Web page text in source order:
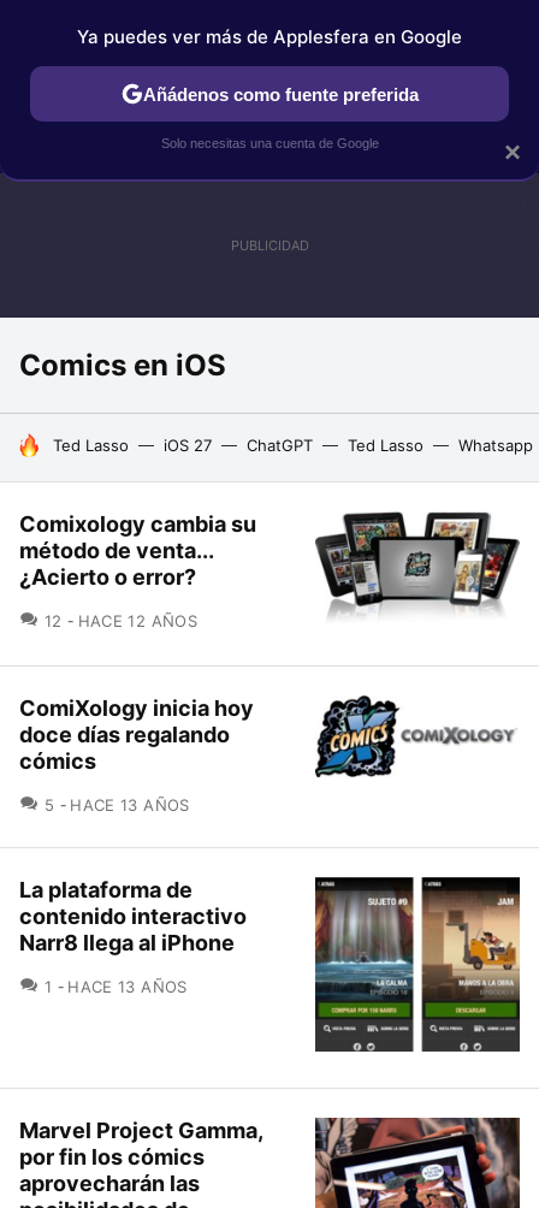
IPHONE TUTORIALES APPLESFERA SELECCIÓN
Comics en iOS
HOY SE HABLA DE
Ted Lasso iOS 27 ChatGPT Ted Lasso Whatsapp
Comixology cambia su
método de venta...
¿Acierto o error?
12 COMENTARIOS
HACE 12 AÑOS
ComiXology inicia hoy
doce días regalando
cómics
5 COMENTARIOS
HACE 13 AÑOS
La plataforma de
contenido interactivo
Narr8 llega al iPhone
1 COMENTARIOS
HACE 13 AÑOS
Marvel Project Gamma,
por fin los cómics
aprovecharán las
×
Ya puedes ver más de Applesfera en Google
Añádenos como fuente preferida
Solo necesitas una cuenta de Google